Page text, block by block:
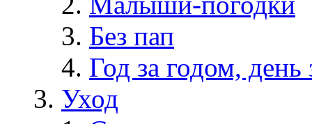
Без пап
Год за годом, день
Уход